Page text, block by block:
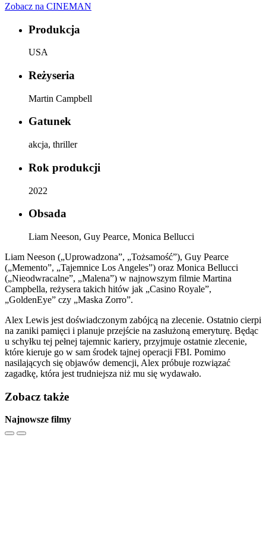
Zobacz na CINEMAN
Produkcja
USA
Reżyseria
Martin Campbell
Gatunek
akcja, thriller
Rok produkcji
2022
Obsada
Liam Neeson, Guy Pearce, Monica Bellucci
Liam Neeson („Uprowadzona”, „Tożsamość”), Guy Pearce
(„Memento”, „Tajemnice Los Angeles”) oraz Monica Bellucci
(„Nieodwracalne”, „Malena”) w najnowszym filmie Martina
Campbella, reżysera takich hitów jak „Casino Royale”,
„GoldenEye” czy „Maska Zorro”.
Alex Lewis jest doświadczonym zabójcą na zlecenie. Ostatnio cierpi
na zaniki pamięci i planuje przejście na zasłużoną emeryturę. Będąc
u schyłku tej pełnej tajemnic kariery, przyjmuje ostatnie zlecenie,
które kieruje go w sam środek tajnej operacji FBI. Pomimo
nasilających się objawów demencji, Alex próbuje rozwiązać
zagadkę, która jest trudniejsza niż mu się wydawało.
Zobacz także
Najnowsze filmy